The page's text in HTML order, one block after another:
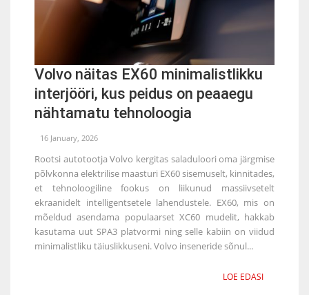
Volvo näitas EX60 minimalistlikku
interjööri, kus peidus on peaaegu
nähtamatu tehnoloogia
16 January, 2026
Rootsi autotootja Volvo kergitas saladuloori oma järgmise
põlvkonna elektrilise maasturi EX60 sisemuselt, kinnitades,
et tehnoloogiline fookus on liikunud massiivsetelt
ekraanidelt intelligentsetele lahendustele. EX60, mis on
mõeldud asendama populaarset XC60 mudelit, hakkab
kasutama uut SPA3 platvormi ning selle kabiin on viidud
minimalistliku täiuslikkuseni. Volvo inseneride sõnul...
LOE EDASI